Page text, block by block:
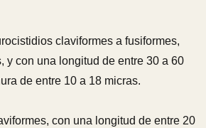
claviformes a fusiformes,
y con una longitud de entre 30 a 60
de entre 10 a 18 micras.
con una longitud de entre 20